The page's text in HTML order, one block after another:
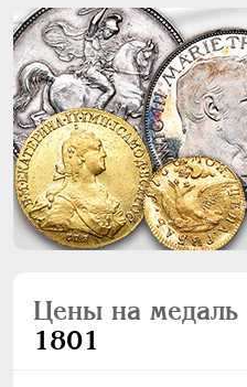
Цены на медаль
1801